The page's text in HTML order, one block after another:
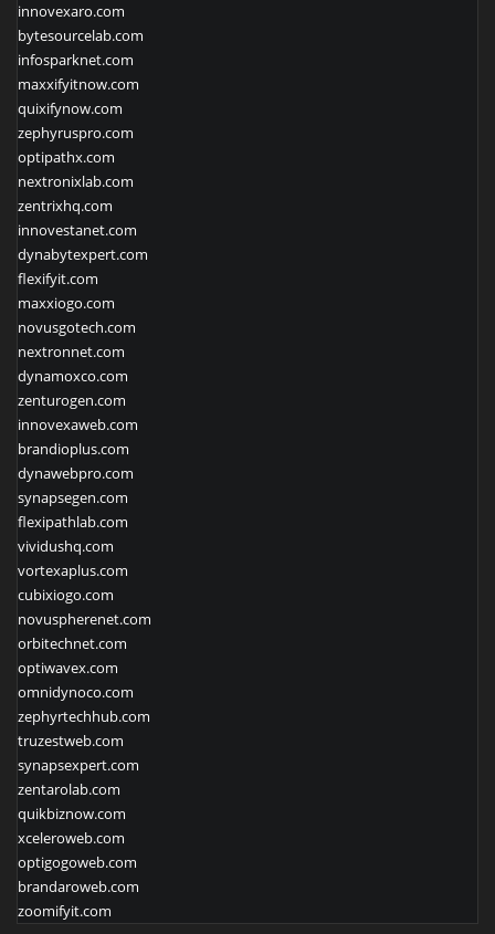
innovexaro.com
bytesourcelab.com
infosparknet.com
maxxifyitnow.com
quixifynow.com
zephyruspro.com
optipathx.com
nextronixlab.com
zentrixhq.com
innovestanet.com
dynabytexpert.com
flexifyit.com
maxxiogo.com
novusgotech.com
nextronnet.com
dynamoxco.com
zenturogen.com
innovexaweb.com
brandioplus.com
dynawebpro.com
synapsegen.com
flexipathlab.com
vividushq.com
vortexaplus.com
cubixiogo.com
novuspherenet.com
orbitechnet.com
optiwavex.com
omnidynoco.com
zephyrtechhub.com
truzestweb.com
synapsexpert.com
zentarolab.com
quikbiznow.com
xceleroweb.com
optigogoweb.com
brandaroweb.com
zoomifyit.com